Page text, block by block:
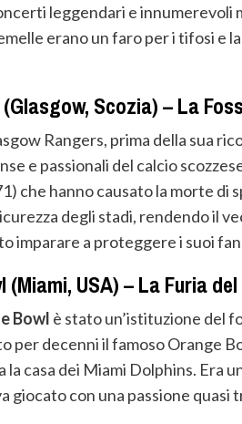
leggendari e
erano un faro per i tifosi e
Scozia) – La
Rangers, prima della sua
e passionali del calcio
che hanno causato la morte
degli stadi, rendendo il
imparare a proteggere i suoi
(Miami, USA) – La Furia
Bowl è stato un’istituzione del
per decenni il famoso Orange
casa dei Miami Dolphins. Era
giocato con una passione